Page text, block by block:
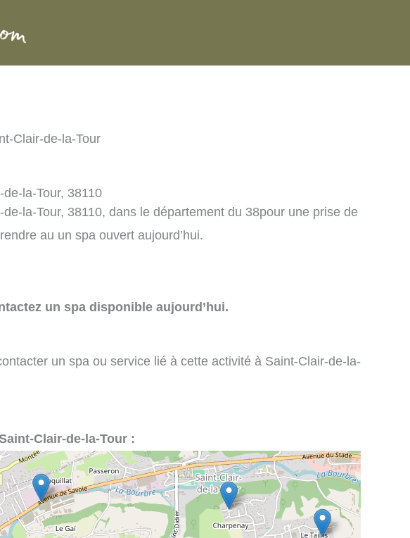
Clair-de-la-Tour
la-Tour, 38110
la-Tour, 38110, dans le département du 38pour une prise de
au un spa ouvert aujourd’hui.
un spa disponible aujourd’hui.
un spa ou service lié à cette activité à Saint-Clair-de-la-
Clair-de-la-Tour :